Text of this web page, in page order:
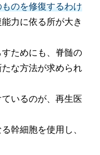
のを修復するわけ
力に依る所が大き
ためにも、脊髄の
な方法が求められ
いるのが、再生医
幹細胞を使用し、